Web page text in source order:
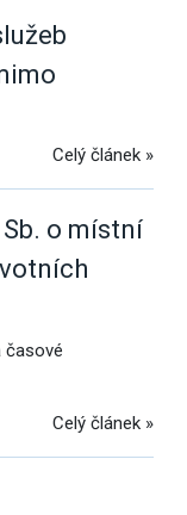
Celý článek »
o místní
časové
Celý článek »